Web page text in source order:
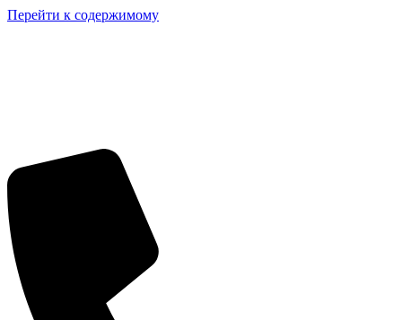
Перейти к содержимому